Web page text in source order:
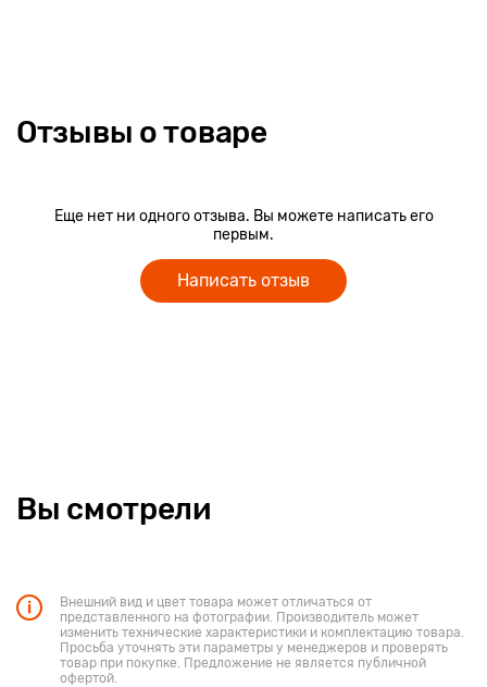
Отзывы о товаре
Еще нет ни одного отзыва. Вы можете написать его
первым.
Написать отзыв
Вы смотрели
Внешний вид и цвет товара может отличаться от
представленного на фотографии. Производитель может
изменить технические характеристики и комплектацию товара.
Просьба уточнять эти параметры у менеджеров и проверять
товар при покупке. Предложение не является публичной
офертой.